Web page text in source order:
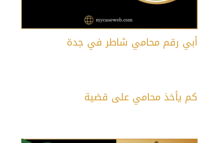
أبي رقم محامي شاطر في جدة
كم يأخذ محامي على قضية